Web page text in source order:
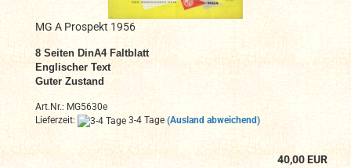
MG A Prospekt 1956
8 Seiten DinA4 Faltblatt
Englischer Text
Guter Zustand
Art.Nr.: MG5630e
Lieferzeit:
3-4 Tage (Ausland abweichend)
40,00 EUR